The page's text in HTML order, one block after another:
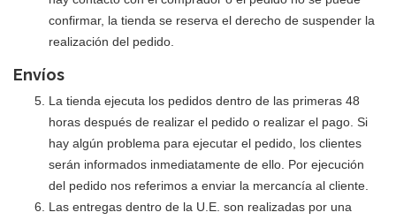
confirmar, la tienda se reserva el derecho de suspender la
realización del pedido.
Envíos
La tienda ejecuta los pedidos dentro de las primeras 48
horas después de realizar el pedido o realizar el pago. Si
hay algún problema para ejecutar el pedido, los clientes
serán informados inmediatamente de ello. Por ejecución
del pedido nos referimos a enviar la mercancía al cliente.
Las entregas dentro de la U.E. son realizadas por una